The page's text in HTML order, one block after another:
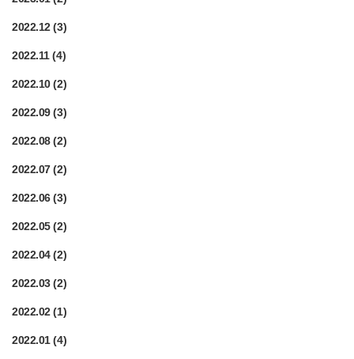
2022.12(3)
2022.11(4)
2022.10(2)
2022.09(3)
2022.08(2)
2022.07(2)
2022.06(3)
2022.05(2)
2022.04(2)
2022.03(2)
2022.02(1)
2022.01(4)